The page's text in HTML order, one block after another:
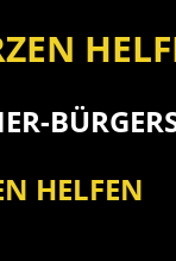
HELFEN